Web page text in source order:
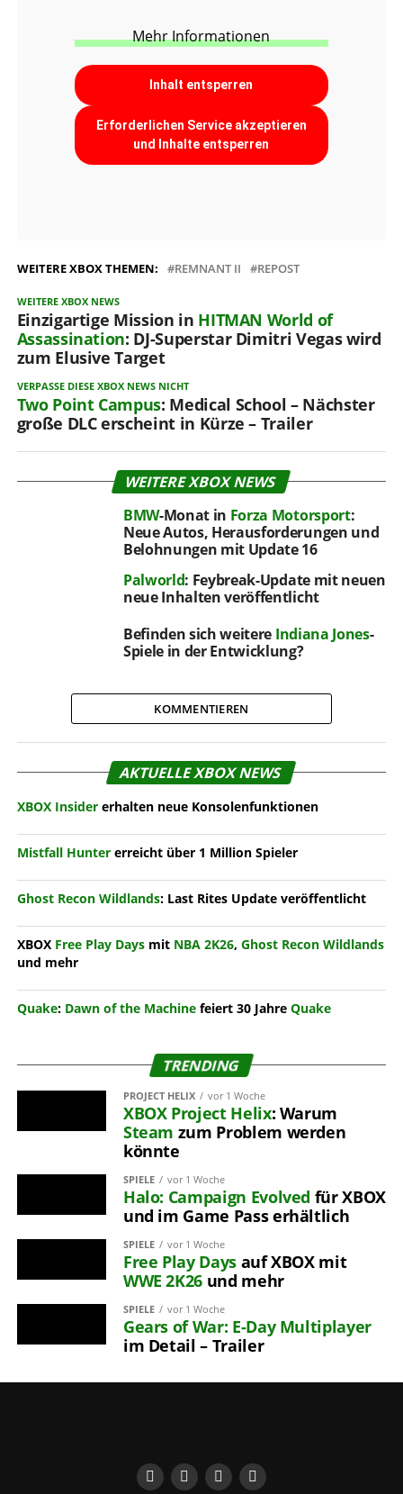
Mehr Informationen
Inhalt entsperren
Erforderlichen Service akzeptieren
und Inhalte entsperren
WEITERE XBOX THEMEN: REMNANT II REPOST
WEITERE XBOX NEWS
Einzigartige Mission in HITMAN World of
Assassination: DJ-Superstar Dimitri Vegas wird
zum Elusive Target
VERPASSE DIESE XBOX NEWS NICHT
Two Point Campus: Medical School – Nächster
große DLC erscheint in Kürze – Trailer
WEITERE XBOX NEWS
BMW-Monat in Forza Motorsport:
Neue Autos, Herausforderungen und
Belohnungen mit Update 16
Palworld: Feybreak-Update mit neuen
neue Inhalten veröffentlicht
Befinden sich weitere Indiana Jones-
Spiele in der Entwicklung?
KOMMENTIEREN
AKTUELLE XBOX NEWS
XBOX Insidererhalten neue Konsolenfunktionen
Mistfall Huntererreicht über 1 Million Spieler
Ghost Recon Wildlands: Last Rites Update veröffentlicht
XBOX Free Play Daysmit NBA 2K26, Ghost Recon Wildlands
und mehr
Quake: Dawn of the Machinefeiert 30 Jahre Quake
TRENDING
PROJECT HELIX vor 1 Woche
XBOX Project Helix: Warum
Steam zum Problem werden
könnte
SPIELE vor 1 Woche
Halo: Campaign Evolved für XBOX
und im Game Pass erhältlich
SPIELE vor 1 Woche
Free Play Daysauf XBOX mit
WWE 2K26 und mehr
SPIELE vor 1 Woche
Gears of War: E-Day Multiplayer
im Detail – Trailer